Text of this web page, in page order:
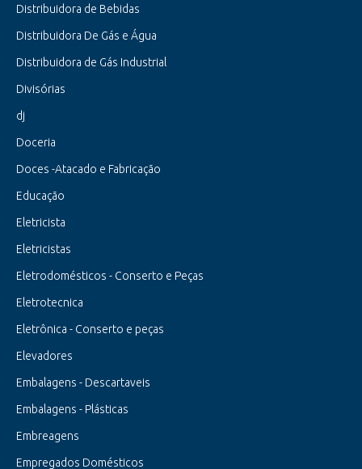
Distribuidora de Bebidas
Distribuidora De Gás e Água
Distribuidora de Gás Industrial
Divisórias
dj
Doceria
Doces -Atacado e Fabricação
Educação
Eletricista
Eletricistas
Eletrodomésticos - Conserto e Peças
Eletrotecnica
Eletrônica - Conserto e peças
Elevadores
Embalagens - Descartaveis
Embalagens - Plásticas
Embreagens
Empregados Domésticos